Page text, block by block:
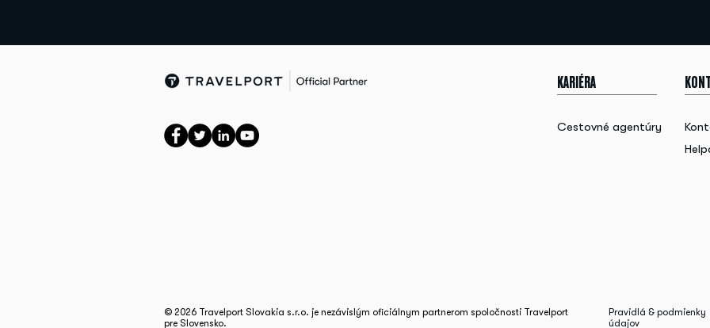
KARIÉRA
Cestovné agentúry
© 2026 Travelport Slovakia s.r.o. je nezávislým oficiálnym partnerom spoločnosti Travelport
pre Slovensko.
Pravidlá & podmienky
údajov